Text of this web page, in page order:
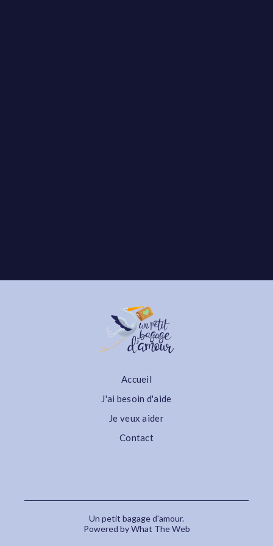
Accueil
J'ai besoin d'aide
Je veux aider
Contact
Un petit bagage d'amour.
Powered by What The Web